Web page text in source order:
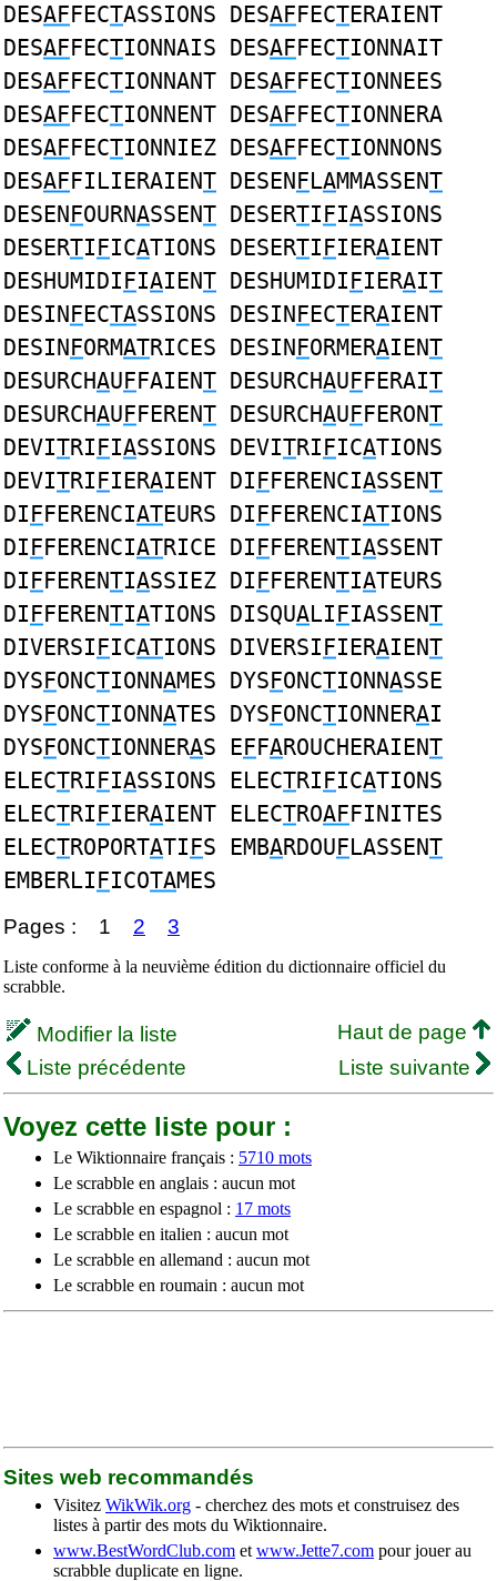
DESAFFECTASSIONS DESAFFECTERAIENT
DESAFFECTIONNAIS DESAFFECTIONNAIT
DESAFFECTIONNANT DESAFFECTIONNEES
DESAFFECTIONNENT DESAFFECTIONNERA
DESAFFECTIONNIEZ DESAFFECTIONNONS
DESAFFILIERAIENT DESENFLAMMASSENT
DESENFOURNASSENT DESERTIFIASSIONS
DESERTIFICATIONS DESERTIFIERAIENT
DESHUMIDIFIAIENT DESHUMIDIFIERAIT
DESINFECTASSIONS DESINFECTERAIENT
DESINFORMATRICES DESINFORMERAIENT
DESURCHAUFFAIENT DESURCHAUFFERAIT
DESURCHAUFFERENT DESURCHAUFFERONT
DEVITRIFIASSIONS DEVITRIFICATIONS
DEVITRIFIERAIENT DIFFERENCIASSENT
DIFFERENCIATEURS DIFFERENCIATIONS
DIFFERENCIATRICE DIFFERENTIASSENT
DIFFERENTIASSIEZ DIFFERENTIATEURS
DIFFERENTIATIONS DISQUALIFIASSENT
DIVERSIFICATIONS DIVERSIFIERAIENT
DYSFONCTIONNAMES DYSFONCTIONNASSE
DYSFONCTIONNATES DYSFONCTIONNERAI
DYSFONCTIONNERAS EFFAROUCHERAIENT
ELECTRIFIASSIONS ELECTRIFICATIONS
ELECTRIFIERAIENT ELECTROAFFINITES
ELECTROPORTATIFS EMBARDOUFLASSENT
EMBERLIFICOTAMES
Pages : 1 2 3
Liste conforme à la neuvième édition du dictionnaire officiel du
scrabble.
Modifier la liste
Haut de page
Liste précédente
Liste suivante
Voyez cette liste pour :
Le Wiktionnaire français : 5710 mots
Le scrabble en anglais : aucun mot
Le scrabble en espagnol : 17 mots
Le scrabble en italien : aucun mot
Le scrabble en allemand : aucun mot
Le scrabble en roumain : aucun mot
Sites web recommandés
Visitez WikWik.org - cherchez des mots et construisez des
listes à partir des mots du Wiktionnaire.
www.BestWordClub.com et www.Jette7.com pour jouer au
scrabble duplicate en ligne.